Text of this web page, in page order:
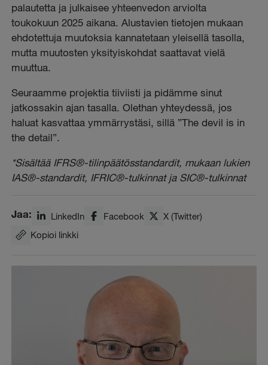
palautetta ja julkaisee yhteenvedon arviolta
toukokuun 2025 aikana. Alustavien tietojen mukaan
ehdotettuja muutoksia kannatetaan yleisellä tasolla,
mutta muutosten yksityiskohdat saattavat vielä
muuttua.
Seuraamme projektia tiiviisti ja pidämme sinut
jatkossakin ajan tasalla. Olethan yhteydessä, jos
haluat kasvattaa ymmärrystäsi, sillä ”The devil is in
the detail”.
*Sisältää IFRS®-tilinpäätösstandardit, mukaan lukien
IAS®-standardit, IFRIC®-tulkinnat ja SIC®-tulkinnat
Jaa: LinkedIn Facebook
X (Twitter)
Kopioi linkki